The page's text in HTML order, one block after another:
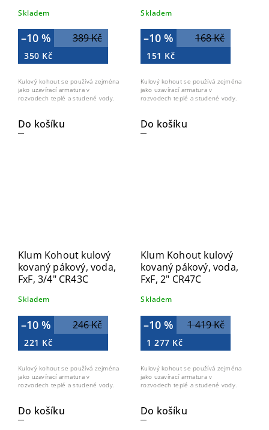
Skladem
389 Kč
–10 %
350 Kč
Do košíku
Kulový kohout se používá zejména
jako uzavírací armatura v
rozvodech teplé a studené vody.
Skladem
168 Kč
–10 %
151 Kč
Do košíku
Kulový kohout se používá zejména
jako uzavírací armatura v
rozvodech teplé a studené vody.
Klum Kohout kulový
kovaný pákový, voda,
FxF, 3/4" CR43C
Skladem
246 Kč
–10 %
221 Kč
Do košíku
Kulový kohout se používá zejména
jako uzavírací armatura v
rozvodech teplé a studené vody.
Klum Kohout kulový
kovaný pákový, voda,
FxF, 2" CR47C
Skladem
1 419 Kč
–10 %
1 277 Kč
Do košíku
Kulový kohout se používá zejména
jako uzavírací armatura v
rozvodech teplé a studené vody.